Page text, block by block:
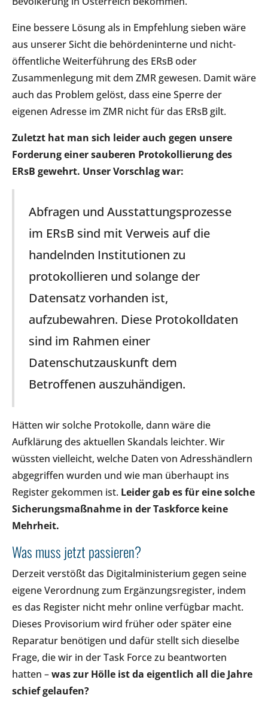
Eine bessere Lösung als in Empfehlung sieben wäre
aus unserer Sicht die behördeninterne und nicht-
öffentliche Weiterführung des ERsB oder
Zusammenlegung mit dem ZMR gewesen. Damit wäre
auch das Problem gelöst, dass eine Sperre der
eigenen Adresse im ZMR nicht für das ERsB gilt.
Zuletzt hat man sich leider auch gegen unsere
Forderung einer sauberen Protokollierung des
ERsB gewehrt. Unser Vorschlag war:
Abfragen und Ausstattungsprozesse
im ERsB sind mit Verweis auf die
handelnden Institutionen zu
protokollieren und solange der
Datensatz vorhanden ist,
aufzubewahren. Diese Protokolldaten
sind im Rahmen einer
Datenschutzauskunft dem
Betroffenen auszuhändigen.
Hätten wir solche Protokolle, dann wäre die
Aufklärung des aktuellen Skandals leichter. Wir
wüssten vielleicht, welche Daten von Adresshändlern
abgegriffen wurden und wie man überhaupt ins
Register gekommen ist. Leider gab es für eine solche
Sicherungsmaßnahme in der Taskforce keine
Mehrheit.
Was muss jetzt passieren?
Derzeit verstößt das Digitalministerium gegen seine
eigene Verordnung zum Ergänzungsregister, indem
es das Register nicht mehr online verfügbar macht.
Dieses Provisorium wird früher oder später eine
Reparatur benötigen und dafür stellt sich dieselbe
Frage, die wir in der Task Force zu beantworten
hatten –was zur Hölle ist da eigentlich all die Jahre
schief gelaufen?